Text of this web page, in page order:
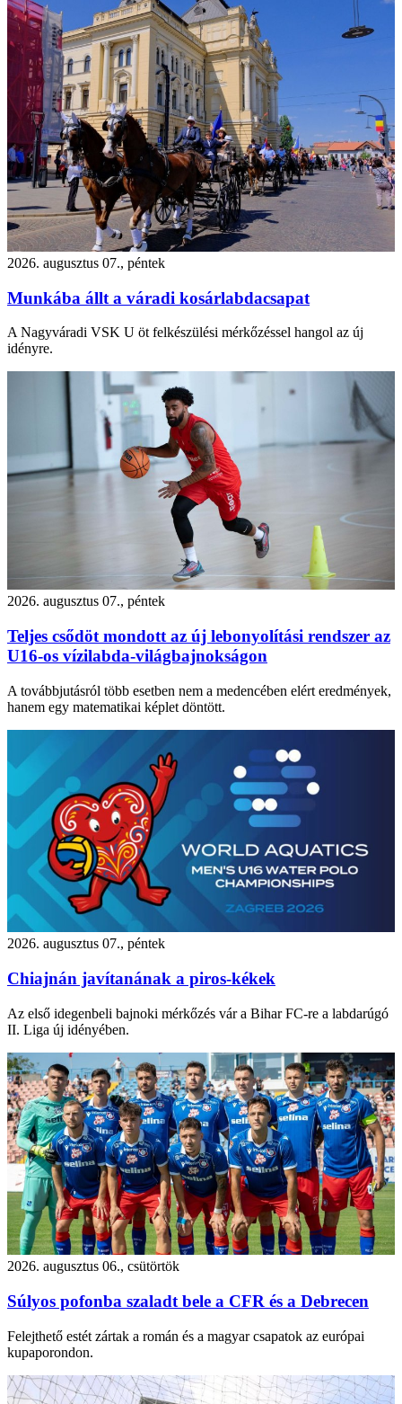
2026. augusztus 07., péntek
Munkába állt a váradi kosárlabdacsapat
A Nagyváradi VSK U öt felkészülési mérkőzéssel hangol az új
idényre.
2026. augusztus 07., péntek
Teljes csődöt mondott az új lebonyolítási rendszer az
U16-os vízilabda-világbajnokságon
A továbbjutásról több esetben nem a medencében elért eredmények,
hanem egy matematikai képlet döntött.
2026. augusztus 07., péntek
Chiajnán javítanának a piros-kékek
Az első idegenbeli bajnoki mérkőzés vár a Bihar FC-re a labdarúgó
II. Liga új idényében.
2026. augusztus 06., csütörtök
Súlyos pofonba szaladt bele a CFR és a Debrecen
Felejthető estét zártak a román és a magyar csapatok az európai
kupaporondon.